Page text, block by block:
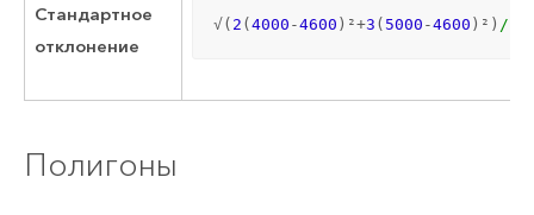
Стандартное
отклонение
√( 2 (4000 -4600 )²+3 ( 5000 -4600 )²) /
Полигоны